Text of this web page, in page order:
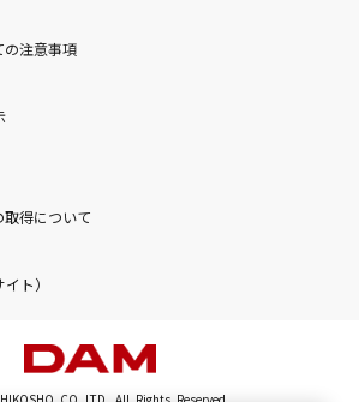
の注意事項
得について
ト）
CO.,LTD. All Rights Reserved.